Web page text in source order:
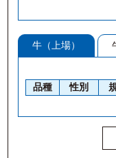
牛（上場）
品種
性別